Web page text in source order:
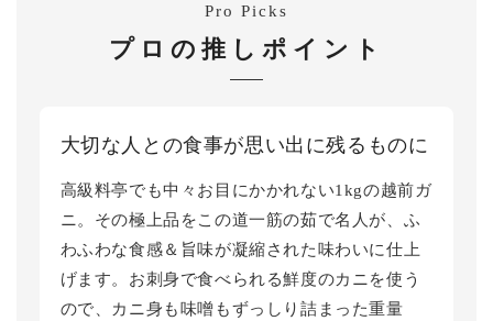
Pro Picks
プロの推しポイント
大切な人との食事が思い出に残るものに
高級料亭でも中々お目にかかれない1kgの越前ガ
ニ。その極上品をこの道一筋の茹で名人が、ふ
わふわな食感＆旨味が凝縮された味わいに仕上
げます。お刺身で食べられる鮮度のカニを使う
ので、カニ身も味噌もずっしり詰まった重量